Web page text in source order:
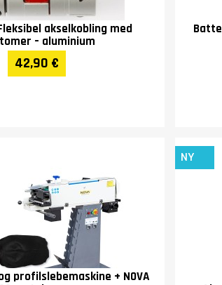
akselkobling med
– aluminium
42,90 €
profilslebemaskine + NOVA
NY